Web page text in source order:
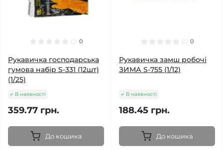
0
Рукавичка господарська
гумова набір S-331 (12шт)
(1/25)
В наявності
359.77 грн.
До кошика
0
Рукавичка замш робочі
ЗИМА S-755 (1/12)
В наявності
188.45 грн.
До кошика